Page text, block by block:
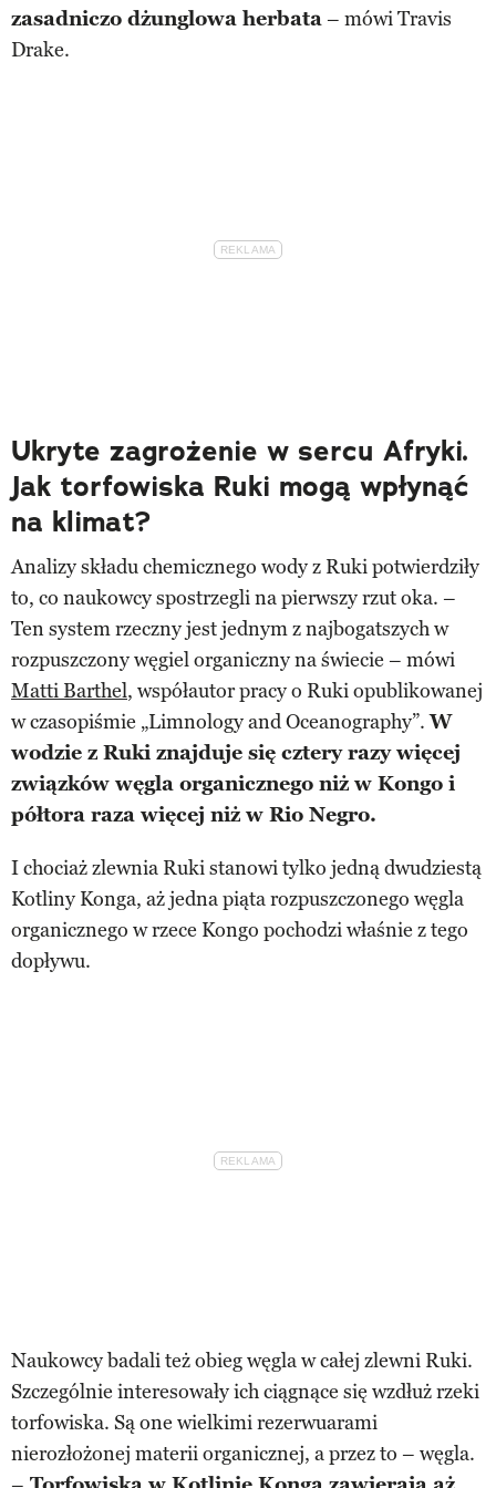
zasadniczo dżunglowa herbata– mówi Travis
Drake.
Ukryte zagrożenie w sercu Afryki.
Jak torfowiska Ruki mogą wpłynąć
na klimat?
Analizy składu chemicznego wody z Ruki potwierdziły
to, co naukowcy spostrzegli na pierwszy rzut oka. –
Ten system rzeczny jest jednym z najbogatszych w
rozpuszczony węgiel organiczny na świecie – mówi
Matti Barthel, współautor pracy o Ruki opublikowanej
w czasopiśmie „Limnology and Oceanography”.W
wodzie z Ruki znajduje się cztery razy więcej
związków węgla organicznego niż w Kongo i
półtora raza więcej niż w Rio Negro.
I chociaż zlewnia Ruki stanowi tylko jedną dwudziestą
Kotliny Konga, aż jedna piąta rozpuszczonego węgla
organicznego w rzece Kongo pochodzi właśnie z tego
dopływu.
Naukowcy badali też obieg węgla w całej zlewni Ruki.
Szczególnie interesowały ich ciągnące się wzdłuż rzeki
torfowiska. Są one wielkimi rezerwuarami
nierozłożonej materii organicznej, a przez to – węgla.